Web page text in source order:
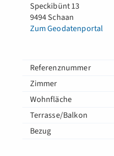
Speckibünt 13
9494 Schaan
Zum Geodatenportal
Referenznummer
Zimmer
Wohnfläche
Terrasse/Balkon
Bezug